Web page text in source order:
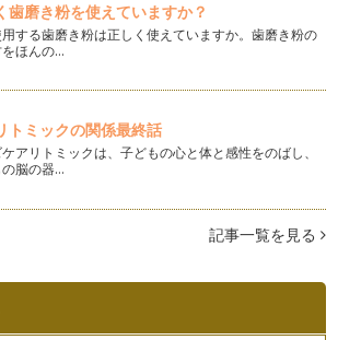
ーズのベーグル
愛い真っ赤なチェリーが実り始めるころ。
ってベーグルを作…
ィン
て、イングリッシュマフィンを作ってみよ
入れて、中はもっ…
ピ
にドライチェリーと大きめに砕いたホワイ
わやかな酸味が新鮮。今回はトマト料理に
使いますが、タイ…
歯磨き粉を使えていますか？
する歯磨き粉は正しく使えていますか。歯磨き粉の
ほんの…
トミックの関係最終話
アリトミックは、子どもの心と体と感性をのばし、
脳の器…
記事一覧を見る